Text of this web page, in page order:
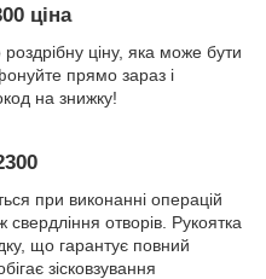
ціна
ціну, яка може бути
прямо зараз і
на знижку!
при виконанні операцій
отворів. Рукоятка
що гарантує повний
зісковзування